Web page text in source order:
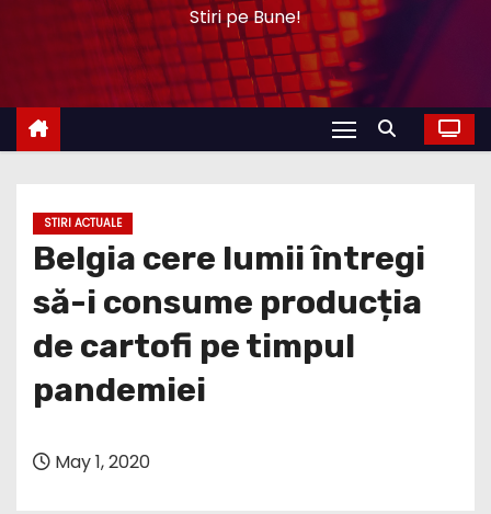
Stiri pe Bune!
STIRI ACTUALE
Belgia cere lumii întregi
să-i consume producția
de cartofi pe timpul
pandemiei
May 1, 2020